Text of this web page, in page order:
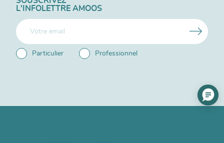
L'INFOLETTRE AMOOS
Particulier Professionnel